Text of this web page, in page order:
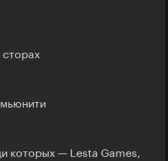
сторах
которых — Lesta Games,